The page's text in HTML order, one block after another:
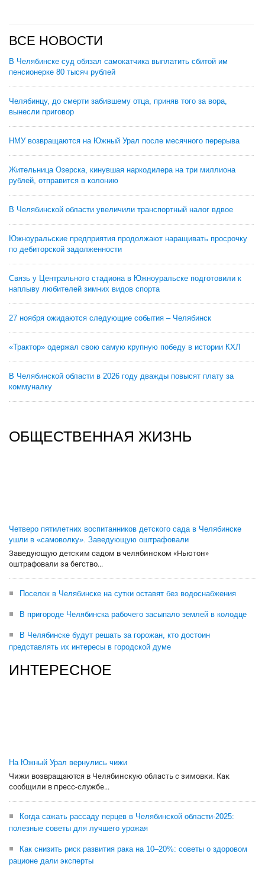
ВСЕ НОВОСТИ
В Челябинске суд обязал самокатчика выплатить сбитой им
пенсионерке 80 тысяч рублей
Челябинцу, до смерти забившему отца, приняв того за вора,
вынесли приговор
НМУ возвращаются на Южный Урал после месячного перерыва
Жительница Озерска, кинувшая наркодилера на три миллиона
рублей, отправится в колонию
В Челябинской области увеличили транспортный налог вдвое
Южноуральские предприятия продолжают наращивать просрочку
по дебиторской задолженности
Связь у Центрального стадиона в Южноуральске подготовили к
наплыву любителей зимних видов спорта
27 ноября ожидаются следующие события – Челябинск
«Трактор» одержал свою самую крупную победу в истории КХЛ
В Челябинской области в 2026 году дважды повысят плату за
коммуналку
ОБЩЕСТВЕННАЯ ЖИЗНЬ
Четверо пятилетних воспитанников детского сада в Челябинске
ушли в «самоволку». Заведующую оштрафовали
Заведующую детским садом в челябинском «Ньютон»
оштрафовали за бегство...
Поселок в Челябинске на сутки оставят без водоснабжения
В пригороде Челябинска рабочего засыпало землей в колодце
В Челябинске будут решать за горожан, кто достоин
представлять их интересы в городской думе
ИНТЕРЕСНОЕ
На Южный Урал вернулись чижи
Чижи возвращаются в Челябинскую область с зимовки. Как
сообщили в пресс-службе...
Когда сажать рассаду перцев в Челябинской области-2025:
полезные советы для лучшего урожая
Как снизить риск развития рака на 10–20%: советы о здоровом
рационе дали эксперты